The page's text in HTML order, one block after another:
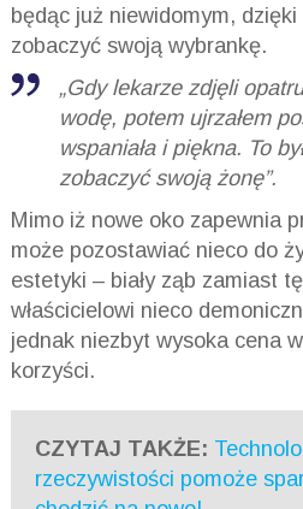
będąc już niewidomym, dzięki
zobaczyć swoją wybrankę.
„Gdy lekarze zdjęli
wodę, potem ujrzałem
wspaniała i piękna. To
zobaczyć swoją żonę”.
Mimo iż nowe oko zapewnia
może pozostawiać nieco do
estetyki – biały ząb zamiast
właścicielowi nieco
jednak niezbyt wysoka cena
korzyści.
CZYTAJ TAKŻE:
rzeczywistości pomoże